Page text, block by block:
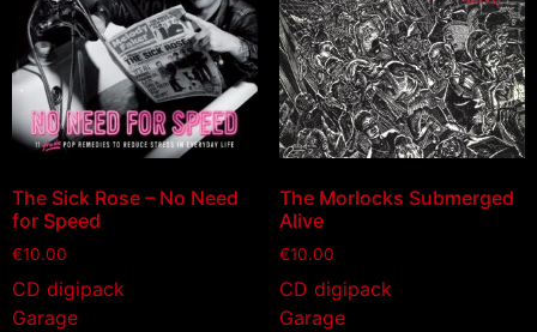
The Sick Rose – No Need
for Speed
€10.00
CD digipack
Garage
The Morlocks Submerged
Alive
€10.00
CD digipack
Garage